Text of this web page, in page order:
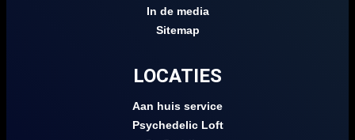
In de media
Sitemap
LOCATIES
Aan huis service
Psychedelic Loft